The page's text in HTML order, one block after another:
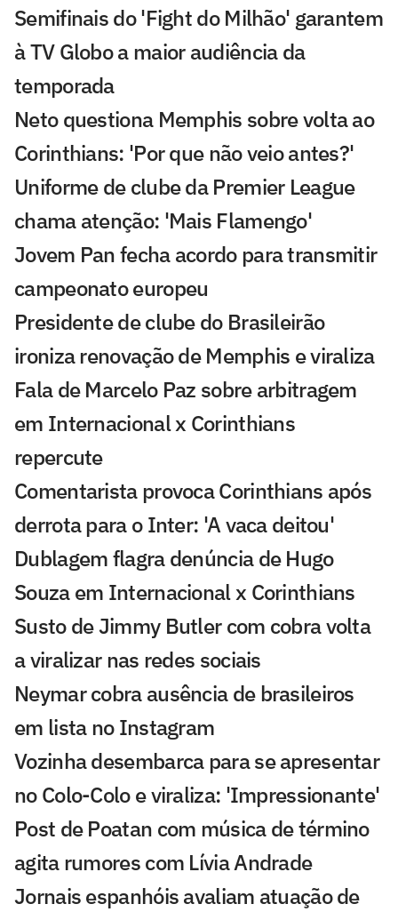
Semifinais do 'Fight do Milhão' garantem
à TV Globo a maior audiência da
temporada
Neto questiona Memphis sobre volta ao
Corinthians: 'Por que não veio antes?'
Uniforme de clube da Premier League
chama atenção: 'Mais Flamengo'
Jovem Pan fecha acordo para transmitir
campeonato europeu
Presidente de clube do Brasileirão
ironiza renovação de Memphis e viraliza
Fala de Marcelo Paz sobre arbitragem
em Internacional x Corinthians
repercute
Comentarista provoca Corinthians após
derrota para o Inter: 'A vaca deitou'
Dublagem flagra denúncia de Hugo
Souza em Internacional x Corinthians
Susto de Jimmy Butler com cobra volta
a viralizar nas redes sociais
Neymar cobra ausência de brasileiros
em lista no Instagram
Vozinha desembarca para se apresentar
no Colo-Colo e viraliza: 'Impressionante'
Post de Poatan com música de término
agita rumores com Lívia Andrade
Jornais espanhóis avaliam atuação de